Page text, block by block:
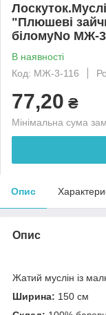
"Плюшеві
біломуNo МЖ-
В наявності
Код: МЖ-3-116
77,20 ₴
Мінімальна сума
Опис
Опис
Жатий муслін із
Ширина: 150 см